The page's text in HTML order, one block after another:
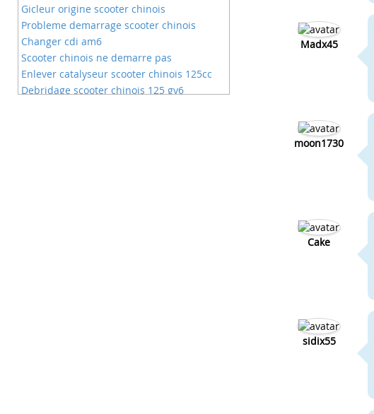
Gicleur origine scooter chinois
Probleme demarrage scooter chinois
Changer cdi am6
Scooter chinois ne demarre pas
Enlever catalyseur scooter chinois 125cc
Debridage scooter chinois 125 gy6
Madx45
moon1730
Cake
sidix55